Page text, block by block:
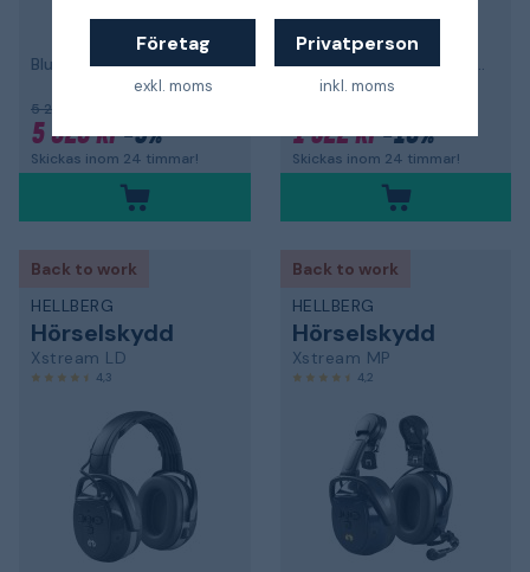
Företag
exkl. moms
Privatperson
inkl. moms
Bluetooth & mobilapplikation, hjässbygel
5 293 kr
5 028 kr-5%
Skickas inom 24 timmar!
med Bluetooth och hjässbygel
1 322 kr-10%
Skickas inom 24 timmar!
Back to work
HELLBERG
Hörselskydd
Xstream LD
4,3
Back to work
HELLBERG
Hörselskydd
Xstream MP
4,2